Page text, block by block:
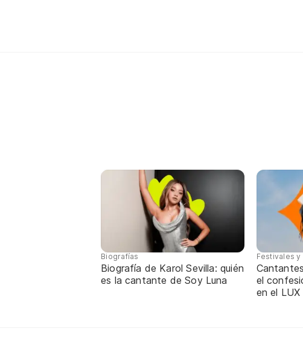
Biografías
Biografía de Karol Sevilla: quién
es la cantante de Soy Luna
Festivales
el
en el LUX